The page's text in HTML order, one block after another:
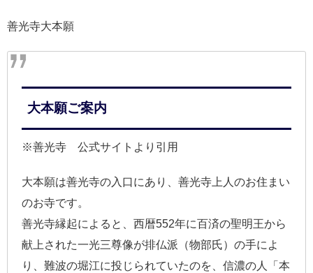
善光寺大本願
大本願ご案内
※善光寺 公式サイトより引用
大本願は善光寺の入口にあり、善光寺上人のお住まい
のお寺です。
善光寺縁起によると、西暦552年に百済の聖明王から
献上された一光三尊像が排仏派（物部氏）の手によ
り、難波の堀江に投じられていたのを、信濃の人「本